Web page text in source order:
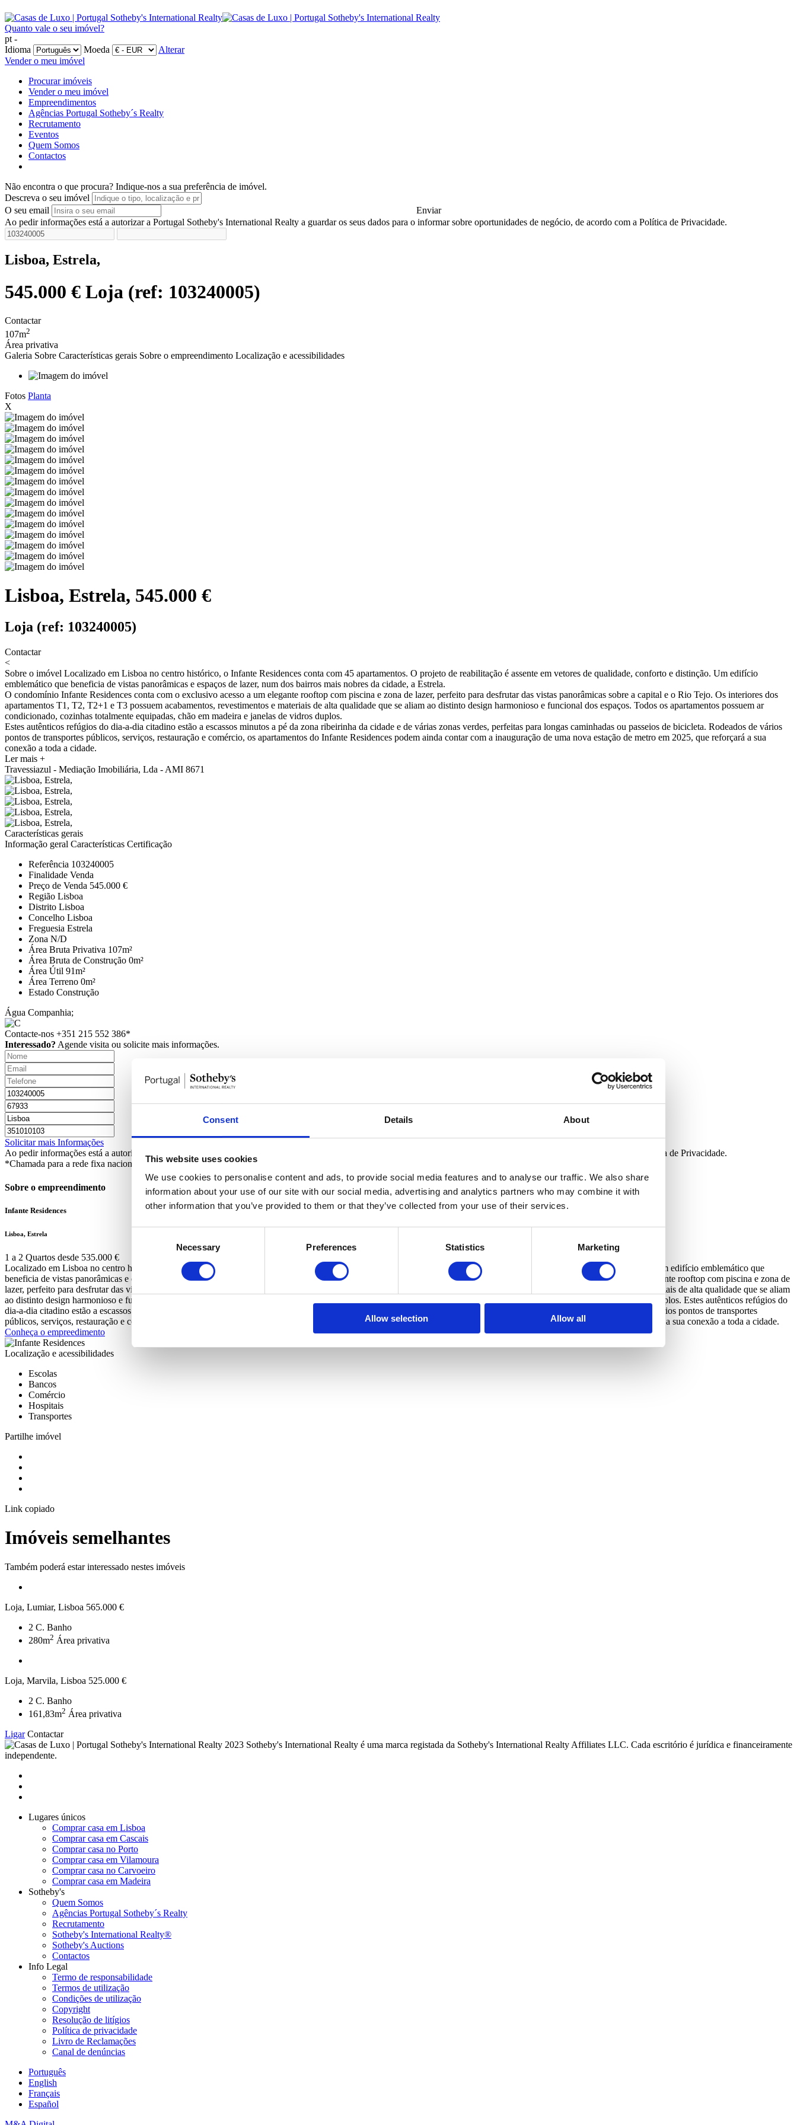
Consent Details About
This website uses cookies
We use cookies to personalise content and ads, to provide social media features and to analyse our traffic. We also share
information about your use of our site with our social media, advertising and analytics partners who may combine it with
other information that you’ve provided to them or that they’ve collected from your use of their services.
Necessary Preferences Statistics Marketing
Allow selection Allow all
Quanto vale o seu imóvel?
pt -
Idioma
Moeda
Alterar
Vender o meu imóvel
Procurar imóveis
Vender o meu imóvel
Empreendimentos
Agências Portugal Sotheby´s Realty
Recrutamento
Eventos
Quem Somos
Contactos
Não encontra o que procura? Indique-nos a sua preferência de imóvel.
Descreva o seu imóvel
O seu email
Enviar
Ao pedir informações está a autorizar a Portugal Sotheby's International Realty a guardar os seus dados para o informar sobre oportunidades de negócio, de acordo com a Política de Privacidade.
Lisboa, Estrela,
545.000 € Loja (ref: 103240005)
Contactar
107m2
Área privativa
Galeria Sobre Características gerais Sobre o empreendimento Localização e acessibilidades
Fotos Planta
X
Lisboa, Estrela, 545.000 €
Loja (ref: 103240005)
Contactar
<
Sobre o imóvel Localizado em Lisboa no centro histórico, o Infante Residences conta com 45 apartamentos. O projeto de reabilitação é assente em vetores de qualidade, conforto e distinção. Um edifício
emblemático que beneficia de vistas panorâmicas e espaços de lazer, num dos bairros mais nobres da cidade, a Estrela.
O condomínio Infante Residences conta com o exclusivo acesso a um elegante rooftop com piscina e zona de lazer, perfeito para desfrutar das vistas panorâmicas sobre a capital e o Rio Tejo. Os interiores dos
apartamentos T1, T2, T2+1 e T3 possuem acabamentos, revestimentos e materiais de alta qualidade que se aliam ao distinto design harmonioso e funcional dos espaços. Todos os apartamentos possuem ar
condicionado, cozinhas totalmente equipadas, chão em madeira e janelas de vidros duplos.
Estes autênticos refúgios do dia-a-dia citadino estão a escassos minutos a pé da zona ribeirinha da cidade e de várias zonas verdes, perfeitas para longas caminhadas ou passeios de bicicleta. Rodeados de vários
pontos de transportes públicos, serviços, restauração e comércio, os apartamentos do Infante Residences podem ainda contar com a inauguração de uma nova estação de metro em 2025, que reforçará a sua
conexão a toda a cidade.
Ler mais +
Travessiazul - Mediação Imobiliária, Lda - AMI 8671
Características gerais
Informação geral Características Certificação
Referência 103240005
Finalidade Venda
Preço de Venda 545.000 €
Região Lisboa
Distrito Lisboa
Concelho Lisboa
Freguesia Estrela
Zona N/D
Área Bruta Privativa 107m²
Área Bruta de Construção 0m²
Área Útil 91m²
Área Terreno 0m²
Estado Construção
Água Companhia;
Contacte-nos +351 215 552 386*
Interessado? Agende visita ou solicite mais informações.
Solicitar mais Informações
Ao pedir informações está a autorizar a Portugal Sotheby's International Realty a guardar os seus dados para o informar sobre oportunidades de negócio, de acordo com a Política de Privacidade.
*Chamada para a rede fixa nacional
Sobre o empreendimento
Infante Residences
Lisboa, Estrela
1 a 2 Quartos desde 535.000 €
Localizado em Lisboa no centro histórico, o Infante Residences conta com 45 apartamentos. O projeto de reabilitação é assente em vetores de qualidade, conforto e distinção. Um edifício emblemático que
beneficia de vistas panorâmicas e espaços de lazer, num dos bairros mais nobres da cidade, a Estrela. O condomínio Infante Residences conta com o exclusivo acesso a um elegante rooftop com piscina e zona de
lazer, perfeito para desfrutar das vistas panorâmicas sobre a capital e o Rio Tejo. Os interiores dos apartamentos T1, T2, T2+1 e T3 possuem acabamentos, revestimentos e materiais de alta qualidade que se aliam
ao distinto design harmonioso e funcional dos espaços. Todos os apartamentos possuem ar condicionado, cozinhas totalmente equipadas, chão em madeira e janelas de vidros duplos. Estes autênticos refúgios do
dia-a-dia citadino estão a escassos minutos a pé da zona ribeirinha da cidade e de várias zonas verdes, perfeitas para longas caminhadas ou passeios de bicicleta. Rodeados de vários pontos de transportes
públicos, serviços, restauração e comércio, os apartamentos do Infante Residences podem ainda contar com a inauguração de uma nova estação de metro em 2025, que reforçará a sua conexão a toda a cidade.
Conheça o empreedimento
Localização e acessibilidades
Escolas
Bancos
Comércio
Hospitais
Transportes
Partilhe imóvel
Link copiado
Imóveis semelhantes
Também poderá estar interessado nestes imóveis
Loja, Lumiar, Lisboa 565.000 €
2 C. Banho
280m2 Área privativa
Loja, Marvila, Lisboa 525.000 €
2 C. Banho
161,83m2 Área privativa
Ligar Contactar
2023 Sotheby's International Realty é uma marca registada da Sotheby's International Realty Affiliates LLC. Cada escritório é jurídica e financeiramente
independente.
Lugares únicos
Comprar casa em Lisboa
Comprar casa em Cascais
Comprar casa no Porto
Comprar casa em Vilamoura
Comprar casa no Carvoeiro
Comprar casa em Madeira
Sotheby's
Quem Somos
Agências Portugal Sotheby´s Realty
Recrutamento
Sotheby's International Realty®
Sotheby's Auctions
Contactos
Info Legal
Termo de responsabilidade
Termos de utilização
Condições de utilização
Copyright
Resolução de litígios
Política de privacidade
Livro de Reclamações
Canal de denúncias
Português
English
Français
Español